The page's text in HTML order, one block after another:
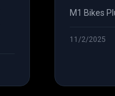
M1 Bikes
11/2/2025